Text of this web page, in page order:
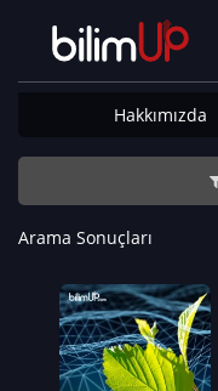
Hakkımızda
Arama Sonuçları